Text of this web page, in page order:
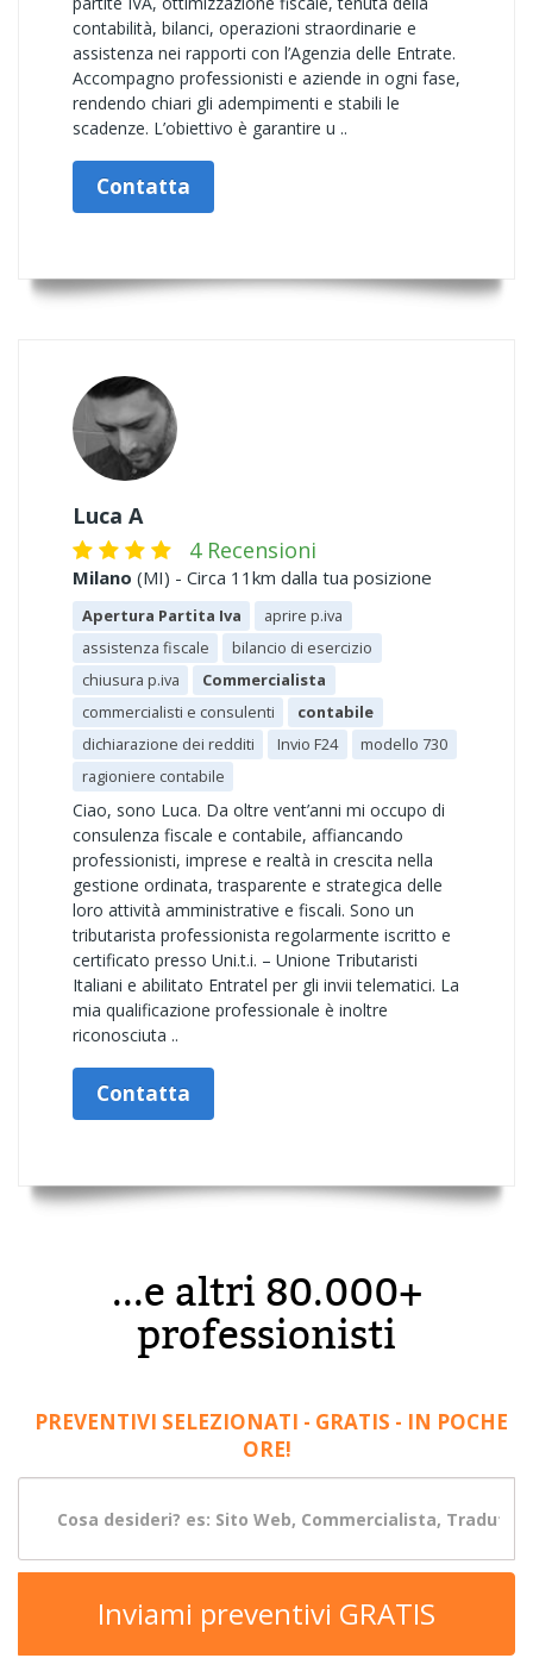
contabilità, bilanci, operazioni straordinarie e
assistenza nei rapporti con l’Agenzia delle Entrate.
Accompagno professionisti e aziende in ogni fase,
rendendo chiari gli adempimenti e stabili le
scadenze. L’obiettivo è garantire u ..
Contatta
Luca A
4 Recensioni
Milano (MI) - Circa 11km dalla tua posizione
Apertura Partita Iva
aprire p.iva
assistenza fiscale
bilancio di esercizio
chiusura p.iva
Commercialista
commercialisti e consulenti
contabile
dichiarazione dei redditi
Invio F24
modello 730
ragioniere contabile
Ciao, sono Luca. Da oltre vent’anni mi occupo di
consulenza fiscale e contabile, affiancando
professionisti, imprese e realtà in crescita nella
gestione ordinata, trasparente e strategica delle
loro attività amministrative e fiscali. Sono un
tributarista professionista regolarmente iscritto e
certificato presso Uni.t.i. – Unione Tributaristi
Italiani e abilitato Entratel per gli invii telematici. La
mia qualificazione professionale è inoltre
riconosciuta ..
Contatta
...e altri 80.000+
professionisti
PREVENTIVI SELEZIONATI - GRATIS - IN POCHE
ORE!
Inviami preventivi GRATIS